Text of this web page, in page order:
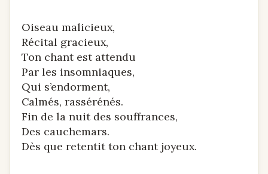
Oiseau malicieux,
Récital gracieux,
Ton chant est attendu
Par les insomniaques,
Qui s’endorment,
Calmés, rassérénés.
Fin de la nuit des souffrances,
Des cauchemars.
Dès que retentit ton chant joyeux.